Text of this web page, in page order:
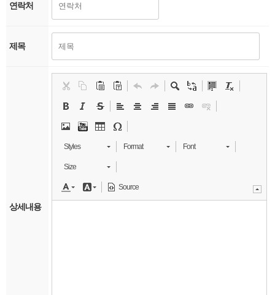
연락처
제목
상세내용
Styles Format Font
Size
Source